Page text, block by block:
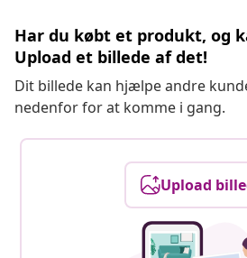
Har du købt et produkt, og
Upload et billede af det!
Dit billede kan hjælpe andre
nedenfor for at komme i gang.
Upload